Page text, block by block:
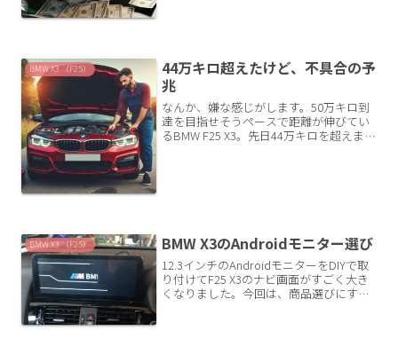
BMW X3 （F25）
44万キロ超えたけど、不具合の予
兆
なんか、嫌な感じがします。50万キロ到
達を目指せそうペースで距離が伸びてい
るBMW F25 X3。先日44万キロを超えまし
BMW X3 （F25） BMW X3のAndroidモニター選び
12.3インチのAndroidモニターをDIYで取
り付けてF25 X3のナビ画面がすごく大き
くなりました。今回は、商品選びにすご